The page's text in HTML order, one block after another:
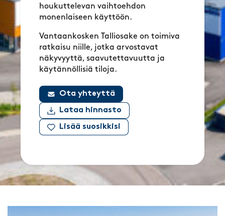
houkuttelevan vaihtoehdon
monenlaiseen käyttöön.
Vantaankosken Talliosake on toimiva
ratkaisu niille, jotka arvostavat
näkyvyyttä, saavutettavuutta ja
käytännöllisiä tiloja.
Ota yhteyttä
Lataa hinnasto
Lisää suosikkisi